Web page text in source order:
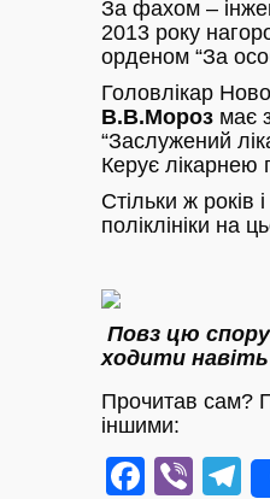
За фахом –
2013 року
орденом “За
Головлікар
В.В.Мороз має
“Заслужений
Керує лікарнею
Стільки ж років
поліклініки на
Повз цю
ходити
Прочитав сам?
іншими: